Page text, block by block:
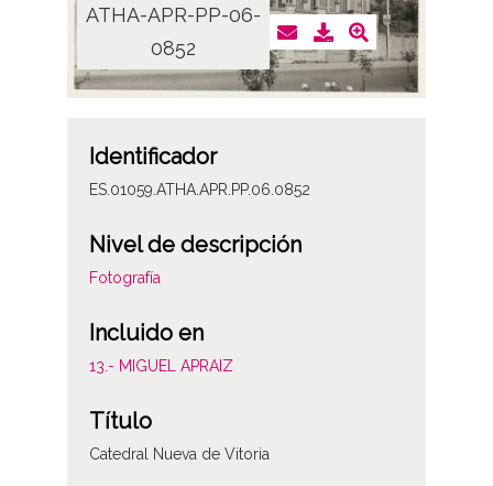
ATHA-APR-PP-06-
0852
Identificador
ES.01059.ATHA.APR.PP.06.0852
Nivel de descripción
Fotografía
Incluido en
13.- MIGUEL APRAIZ
Título
Catedral Nueva de Vitoria